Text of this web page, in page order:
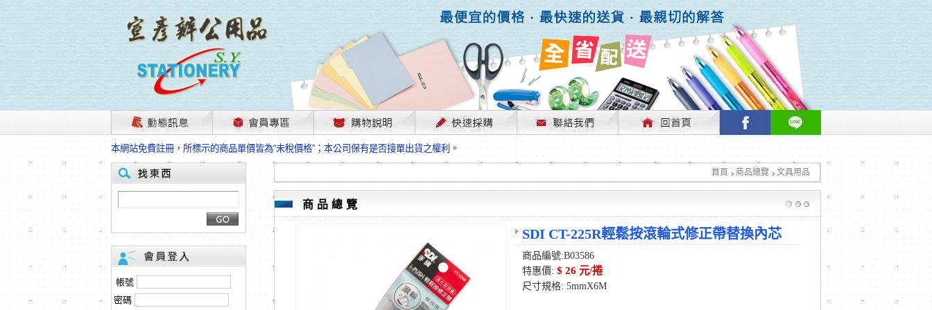
茲因國際情勢變化石油及塑化原物料波動漲幅甚大，部份上游供應商已採取封盤及暫停出貨因應，故本公司價格將視工廠原物料行情做適時的調整，不便之處敬請見諒！
本網站免費註冊，所標示的商品單價皆為“未稅價格”；本公司保有是否接單出貨之權利。
HP、EPSON、CANON原廠耗材價格浮動，下單前請先跟客服人員確認最新單價！
本網站免費註冊，所標示的商品單價皆為“未稅價格”；本公司保有是否接單出貨之權利。
匯款客戶請注意！因商品繁複來不及發現短缺，遂待客服人員跟您確認訂單無誤時再行匯款，避免後緒問題的衍生。
本網站免費註冊，所標示的商品單價皆為“未稅價格”；本公司保有是否接單出貨之權利。
茲因國際情勢變化石油及塑化原物料波動漲幅甚大，部份上游供應商已採取封盤及暫停出貨因應，故本公司價格將視工廠原物料行情做適時的調整，不便之處敬請見諒！
本網站免費註冊，所標示的商品單價皆為“未稅價格”；本公司保有是否接單出貨之權利。
HP、EPSON、CANON原廠耗材價格浮動，下單前請先跟客服人員確認最新單價！
本網站免費註冊，所標示的商品單價皆為“未稅價格”；本公司保有是否接單出貨之權利。
匯款客戶請注意！因商品繁複來不及發現短缺，遂待客服人員跟您確認訂單無誤時再行匯款，避免後緒問題的衍生。
本網站免費註冊，所標示的商品單價皆為“未稅價格”；本公司保有是否接單出貨之權利。
首頁 商品總覽 文具用品
帳號
密碼
商品總覽
SDI CT-225R輕鬆按滾輪式修正帶替換內芯
商品編號:B03586
特惠價: $ 26 元/捲
尺寸規格: 5mmX6M